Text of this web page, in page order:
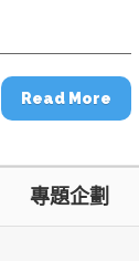
Read More
專題企劃